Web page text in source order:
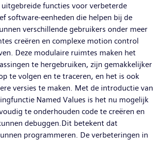
functies voor verbeterde
software-eenheden die helpen bij de
verschillende gebruikers onder meer
creëren en complexe motion control
Deze modulaire ruimtes maken het
te hergebruiken, zijn gemakkelijker
te volgen en te traceren, en het is ook
versies te maken. Met de introductie van
Named Values is het nu mogelijk
te onderhouden code te creëren en
debuggen.Dit betekent dat
programmeren. De verbeteringen in